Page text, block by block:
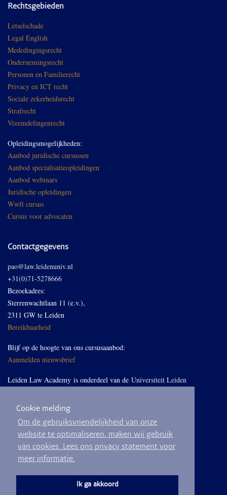
Cookie melding
Om de gebruiksvriendelijkheid van onze
website te optimaliseren, maken wij gebruik
van cookies. Lees ons privacy statement voor
meer informatie.
Ik ga akkoord
Rechtsgebieden
Letselschade
Legal English
Mededingingsrecht
Ondernemingsrecht
Personen en Familierecht
Privacy en ICT recht
Sociale zekerheidsrecht
Strafrecht
Vreemdelingenrecht
Opleidingsmogelijkheden:
Aanbod juridische cursussen
Aanbod specialisatieopleidingen
Aanbod webinars
Juridische opleidingen
Wwft cursus
Cursus voor advocaten
Contactgegevens
pao@law.leidenuniv.nl
+31(0)71-5278666
Bezoekadres:
Sterrenwachtlaan 11 (e.v.),
2311 GW te Leiden
Bereikbaarheid
Blijf op de hoogte van ons cursusaanbod:
Aanmelden nieuwsbrief
Leiden Law Academy is onderdeel van de Universiteit Leiden
Volg ons op LinkedIn
© 2026
Privacyverklaring
Algemene voorwaarden
Sitemap